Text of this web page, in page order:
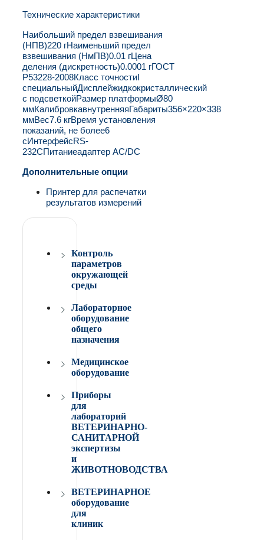
Технические характеристики
Наибольший предел взвешивания
(НПВ)220 гНаименьший предел
взвешивания (НмПВ)0.01 гЦена
деления (дискретность)0.0001 гГОСТ
Р53228-2008Класс точности
специальныйДисплейжидкокристаллический
с подсветкойРазмер платформыØ80
ммКалибровкавнутренняяГабариты356×220×338
ммВес7.6 кгВремя установления
показаний, не более6
сИнтерфейсRS-
232CПитаниеадаптер AC/DC
Дополнительные опции
Принтер для распечатки
результатов измерений
Контроль
параметров
окружающей
среды
Лабораторное
оборудование
общего
назначения
Медицинское
оборудование
Приборы
для
лабораторий
ВЕТЕРИНАРНО-
САНИТАРНОЙ
экспертизы
и
ЖИВОТНОВОДСТВА
ВЕТЕРИНАРНОЕ
оборудование
для
клиник